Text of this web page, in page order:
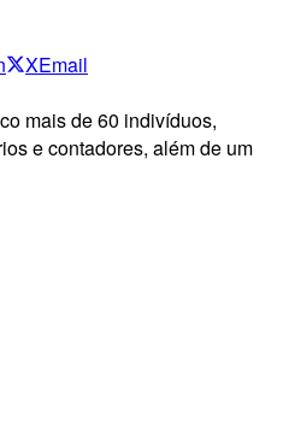
XEmail
mais de 60 indivíduos,
e contadores, além de um